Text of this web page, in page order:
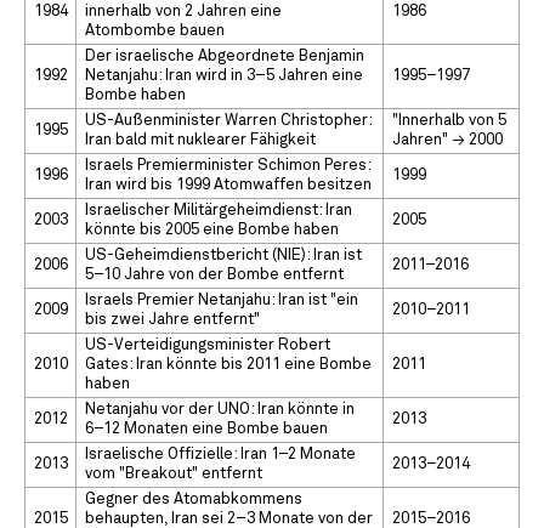
1984
innerhalb von 2 Jahren eine
Atombombe bauen
1986
1992
Der israelische Abgeordnete Benjamin
Netanjahu: Iran wird in 3–5 Jahren eine
Bombe haben
1995–1997
1995
US-Außenminister Warren Christopher:
Iran bald mit nuklearer Fähigkeit
"Innerhalb von 5
Jahren" → 2000
1996
Israels Premierminister Schimon Peres:
Iran wird bis 1999 Atomwaffen besitzen
1999
2003
Israelischer Militärgeheimdienst: Iran
könnte bis 2005 eine Bombe haben
2005
2006
US-Geheimdienstbericht (NIE): Iran ist
5–10 Jahre von der Bombe entfernt
2011–2016
2009
Israels Premier Netanjahu: Iran ist "ein
bis zwei Jahre entfernt"
2010–2011
2010
US-Verteidigungsminister Robert
Gates: Iran könnte bis 2011 eine Bombe
haben
2011
2012
Netanjahu vor der UNO: Iran könnte in
6–12 Monaten eine Bombe bauen
2013
2013
Israelische Offizielle: Iran 1–2 Monate
vom "Breakout" entfernt
2013–2014
2015
Gegner des Atomabkommens
behaupten, Iran sei 2–3 Monate von der
2015–2016